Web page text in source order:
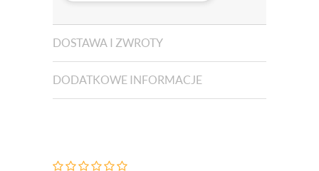
DOSTAWA I ZWROTY
DODATKOWE INFORMACJE